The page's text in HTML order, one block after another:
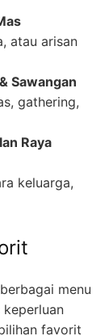
atau arisan
Sawangan
gathering,
Raya
keluarga,
menu
favorit